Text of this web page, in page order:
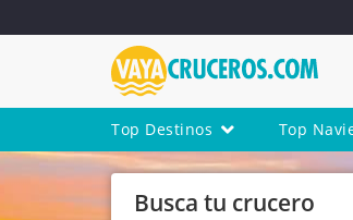
Top Destinos Top
Busca tu crucero